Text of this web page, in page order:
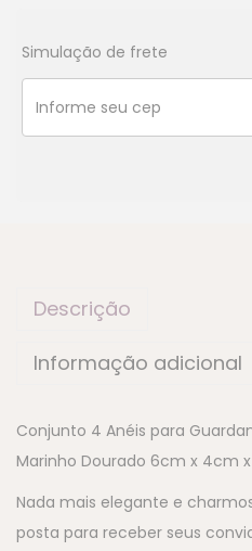
Simulação de frete
Descrição
Informação adicional
Conjunto 4 Anéis para
Marinho Dourado 6cm x 4cm
Nada mais elegante e
posta para receber seus